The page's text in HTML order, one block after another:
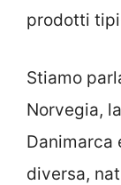
prodotti
Stiamo
Norvegia,
Danimarca
diversa,